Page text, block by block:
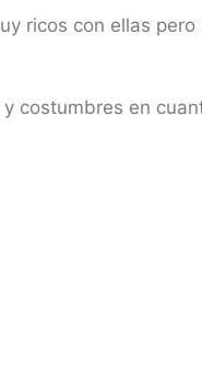
ricos con ellas pero
costumbres en